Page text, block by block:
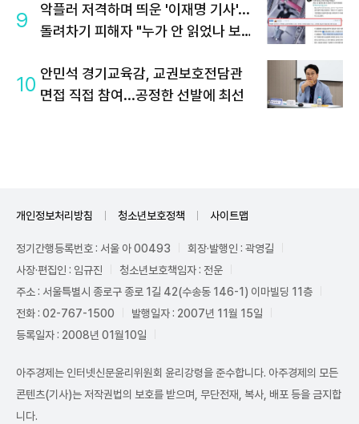
9
악플러 저격하며 띄운 '이재명 기사'...
돌려차기 피해자 "누가 안 읽었나 보
10 안민석 경기교육감, 교권보호전담관
면접 직접 참여...공정한 선발에 최선
개인정보처리방침 청소년보호정책 사이트맵
정기간행등록번호 : 서울 아 00493
회장·발행인 : 곽영길
사장·편집인 : 임규진
청소년보호책임자 : 전운
주소 : 서울특별시 종로구 종로 1길 42(수송동 146-1) 이마빌딩 11층
전화 : 02-767-1500
발행일자 : 2007년 11월 15일
등록일자 : 2008년 01월10일
아주경제는 인터넷신문윤리위원회 윤리강령을 준수합니다. 아주경제의 모든
콘텐츠(기사)는 저작권법의 보호를 받으며, 무단전재, 복사, 배포 등을 금지합
니다.